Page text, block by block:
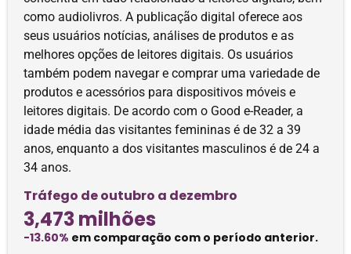
como audiolivros. A publicação digital oferece aos
seus usuários notícias, análises de produtos e as
melhores opções de leitores digitais. Os usuários
também podem navegar e comprar uma variedade de
produtos e acessórios para dispositivos móveis e
leitores digitais. De acordo com o Good e-Reader, a
idade média das visitantes femininas é de 32 a 39
anos, enquanto a dos visitantes masculinos é de 24 a
34 anos.
Tráfego de outubro a dezembro
3,473 milhões
-13.60% em comparação com o período anterior.